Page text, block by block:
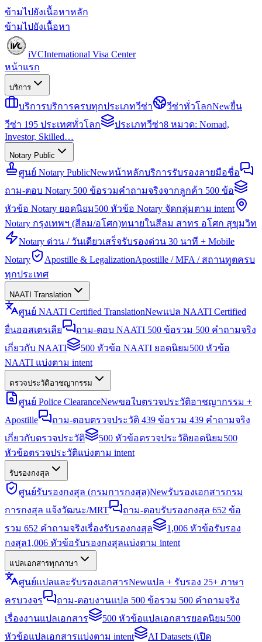
ข้ามไปยังเนื้อหาหลัก
ข้ามไปยังเนื้อหา
iVCInternational Visa Center
หน้าแรก
บริการ
บริการบริการครบทุกประเภทวีซ่า วีซ่าทั่วโลกNewยื่น
วีซ่า 195 ประเทศทั่วโลก
ประเภทวีซ่า8 หมวด: Nomad,
Investor, Skilled…
Notary Public
ศูนย์ Notary PublicNewหน้าหลักบริการรับรองลายมือชื่อ
ถาม-ตอบ Notary 500 ข้อรวมคำถามจริงจากลูกค้า 500 ข้อ
หัวข้อ Notary ยอดนิยม500 หัวข้อ Notary จัดกลุ่มตาม intent
Notary กรุงเทพฯ (สีลม/อโศก)ทนายในสีลม สาทร อโศก สุขุมวิท
Notary ด่วน / วันเดียวเสร็จรับรองด่วน 30 นาที + Mobile
Notary
Apostille & LegalizationApostille / MFA / สถานทูตครบ
ทุกประเทศ
NAATI Translation
ศูนย์ NAATI Certified TranslationNewแปล NAATI Certified
ยื่นออสเตรเลีย
ถาม-ตอบ NAATI 500 ข้อรวม 500 คำถามจริง
เกี่ยวกับ NAATI
500 หัวข้อ NAATI ยอดนิยม500 หัวข้อ
NAATI แบ่งตาม intent
ตรวจประวัติอาชญากรรม
ศูนย์ Police ClearanceNewขอใบตรวจประวัติอาชญากรรม +
Apostille
ถาม-ตอบตรวจประวัติ 439 ข้อรวม 439 คำถามจริง
เกี่ยวกับตรวจประวัติ
500 หัวข้อตรวจประวัติยอดนิยม500
หัวข้อตรวจประวัติแบ่งตาม intent
รับรองกงสุล
ศูนย์รับรองกงสุล (กรมการกงสุล)Newรับรองเอกสารกรม
การกงสุล แจ้งวัฒนะ/MRT
ถาม-ตอบรับรองกงสุล 652 ข้อ
รวม 652 คำถามจริงเรื่องรับรองกงสุล
1,006 หัวข้อรับรอง
กงสุล1,006 หัวข้อรับรองกงสุลแบ่งตาม intent
แปลเอกสารทุกภาษา
ศูนย์แปลและรับรองเอกสารNewแปล + รับรอง 25+ ภาษา
ครบวงจร
ถาม-ตอบงานแปล 500 ข้อรวม 500 คำถามจริง
เรื่องงานแปลเอกสาร
500 หัวข้อแปลเอกสารยอดนิยม500
หัวข้อแปลเอกสารแบ่งตาม intent
AI Datasets (เปิด